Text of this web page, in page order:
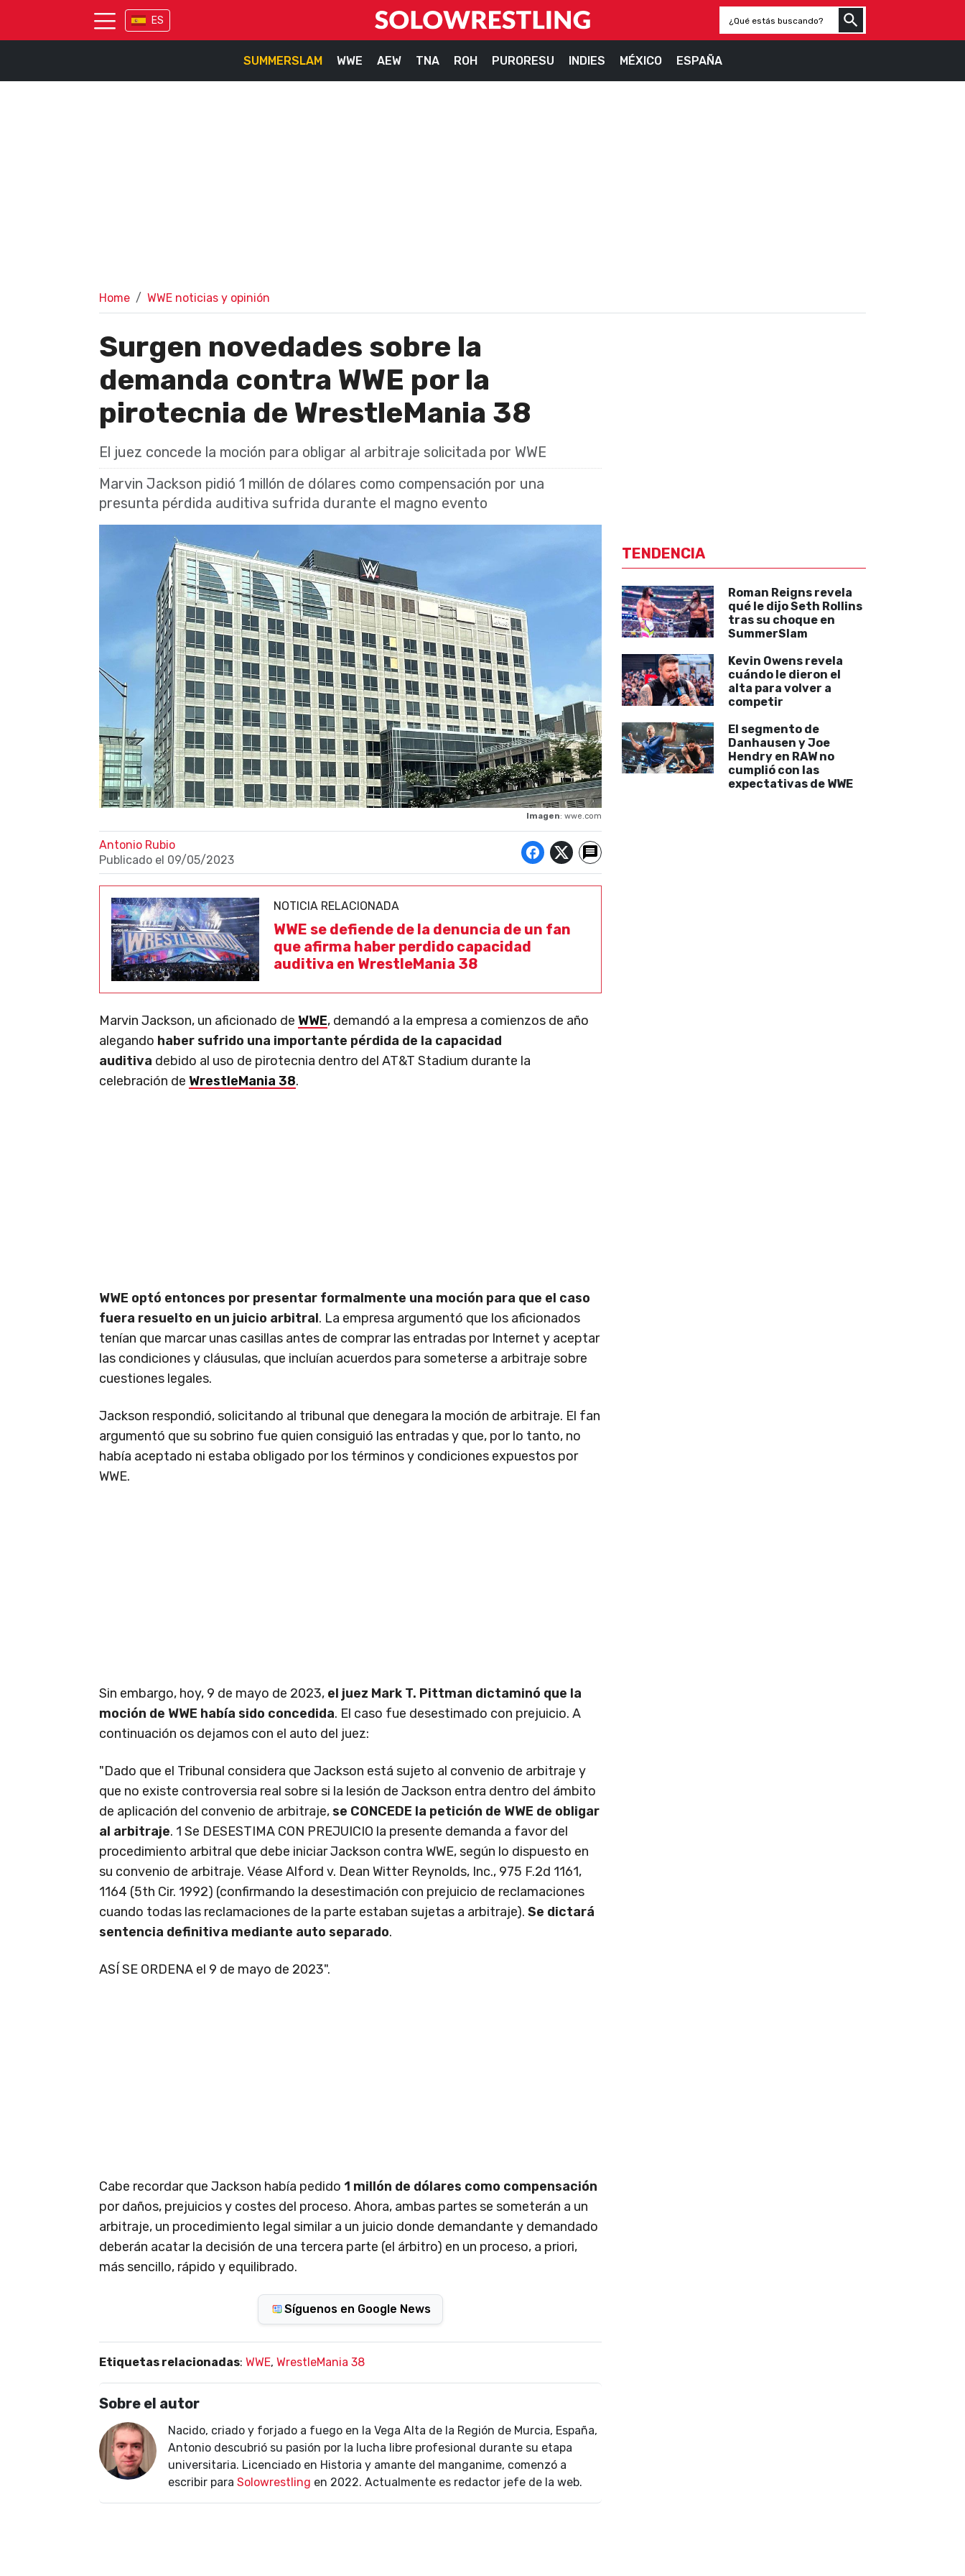
ES
SUMMERSLAM WWE AEW TNA ROH PURORESU INDIES MÉXICO ESPAÑA
Home WWE noticias y opinión
Surgen novedades sobre la
demanda contra WWE por la
pirotecnia de WrestleMania 38
El juez concede la moción para obligar al arbitraje solicitada por WWE
Marvin Jackson pidió 1 millón de dólares como compensación por una
presunta pérdida auditiva sufrida durante el magno evento
Imagen: wwe.com
Antonio Rubio
Publicado el 09/05/2023
NOTICIA RELACIONADA
WWE se defiende de la denuncia de un fan
que afirma haber perdido capacidad
auditiva en WrestleMania 38
Marvin Jackson, un aficionado de WWE, demandó a la empresa a comienzos de año
alegando haber sufrido una importante pérdida de la capacidad
auditiva debido al uso de pirotecnia dentro del AT&T Stadium durante la
celebración de WrestleMania 38.
WWE optó entonces por presentar formalmente una moción para que el caso
fuera resuelto en un juicio arbitral. La empresa argumentó que los aficionados
tenían que marcar unas casillas antes de comprar las entradas por Internet y aceptar
las condiciones y cláusulas, que incluían acuerdos para someterse a arbitraje sobre
cuestiones legales.
Jackson respondió, solicitando al tribunal que denegara la moción de arbitraje. El fan
argumentó que su sobrino fue quien consiguió las entradas y que, por lo tanto, no
había aceptado ni estaba obligado por los términos y condiciones expuestos por
WWE.
Sin embargo, hoy, 9 de mayo de 2023, el juez Mark T. Pittman dictaminó que la
moción de WWE había sido concedida. El caso fue desestimado con prejuicio. A
continuación os dejamos con el auto del juez:
"Dado que el Tribunal considera que Jackson está sujeto al convenio de arbitraje y
que no existe controversia real sobre si la lesión de Jackson entra dentro del ámbito
de aplicación del convenio de arbitraje,se CONCEDE la petición de WWE de obligar
al arbitraje. 1 Se DESESTIMA CON PREJUICIO la presente demanda a favor del
procedimiento arbitral que debe iniciar Jackson contra WWE, según lo dispuesto en
su convenio de arbitraje. Véase Alford v. Dean Witter Reynolds, Inc., 975 F.2d 1161,
1164 (5th Cir. 1992) (confirmando la desestimación con prejuicio de reclamaciones
cuando todas las reclamaciones de la parte estaban sujetas a arbitraje). Se dictará
sentencia definitiva mediante auto separado.
ASÍ SE ORDENA el 9 de mayo de 2023".
Cabe recordar que Jackson había pedido 1 millón de dólares como compensación
por daños, prejuicios y costes del proceso. Ahora, ambas partes se someterán a un
arbitraje, un procedimiento legal similar a un juicio donde demandante y demandado
deberán acatar la decisión de una tercera parte (el árbitro) en un proceso, a priori,
más sencillo, rápido y equilibrado.
Síguenos en Google News
Etiquetas relacionadas: WWE, WrestleMania 38
Sobre el autor
Nacido, criado y forjado a fuego en la Vega Alta de la Región de Murcia, España,
Antonio descubrió su pasión por la lucha libre profesional durante su etapa
universitaria. Licenciado en Historia y amante del manganime, comenzó a
escribir para Solowrestling en 2022. Actualmente es redactor jefe de la web.
TENDENCIA
Roman Reigns revela
qué le dijo Seth Rollins
tras su choque en
SummerSlam
Kevin Owens revela
cuándo le dieron el
alta para volver a
competir
El segmento de
Danhausen y Joe
Hendry en RAW no
cumplió con las
expectativas de WWE